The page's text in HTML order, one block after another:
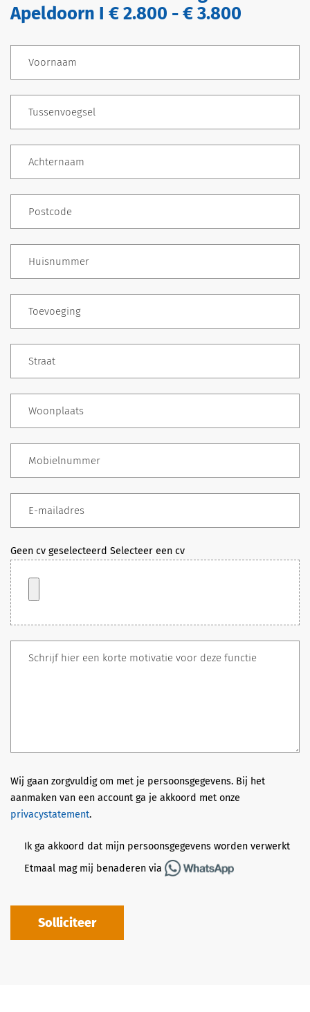
Apeldoorn I € 2.800 - € 3.800
Geen cv geselecteerd Selecteer een cv
Wij gaan zorgvuldig om met je persoonsgegevens. Bij het
aanmaken van een account ga je akkoord met onze
privacystatement.
Ik ga akkoord dat mijn persoonsgegevens worden verwerkt
Etmaal mag mij benaderen via
Solliciteer